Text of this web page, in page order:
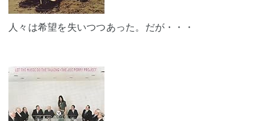
人々は希望を失いつつあった。だが・・・